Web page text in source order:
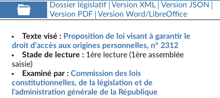
Dossier législatif Version XML
Version JSON
Version PDF
Version Word/LibreOffice
Texte visé : Proposition de loi visant à garantir le
droit d’accès aux origines personnelles, n° 2312
Stade de lecture : 1ère lecture (1ère assemblée
saisie)
Examiné par : Commission des lois
constitutionnelles, de la législation et de
l'administration générale de la République